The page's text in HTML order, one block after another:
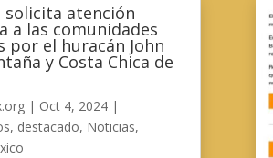
solicita atención
a las comunidades
por el huracán John
y Costa Chica de
| Oct 4, 2024|
, destacado, Noticias,